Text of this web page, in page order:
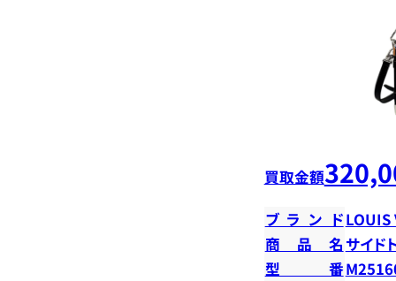
買取金額
ブランドLOUIS
商品名 サイド
型番